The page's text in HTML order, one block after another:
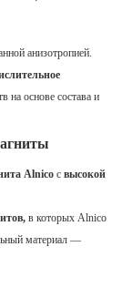
анизотропией.
на основе состава и
Alnico свысокой
в которых Alnico
материал —